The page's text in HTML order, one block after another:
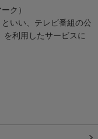
ク）
といい、テレビ番組の公
を利用したサービスに